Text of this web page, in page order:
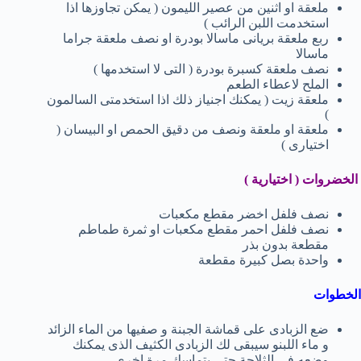
ملعقة او اثنين من عصير الليمون ( يمكن تجاوزها اذا
استخدمت اللبن الرائب )
ربع ملعقة بريانى ماسالا بودرة او نصف ملعقة جراما
ماسالا
نصف ملعقة كسبرة بودرة ( التى لا استخدمها )
الملح لاعطاء الطعم
ملعقة زيت ( يمكنك اجنياز ذلك اذا استخدمتى السالمون
)
ملعقة او ملعقة ونصف من دقيق الحمص او البيسان (
اختيارى )
الخضروات ( اختيارية )
نصف فلفل اخضر مقطع مكعبات
نصف فلفل احمر مقطع مكعبات او ثمرة طماطم
مقطعة بدون بذر
واحدة بصل كبيرة مقطعة
الخطوات
ضع الزبادى على قماشة الجبنة و صفيها من الماء الزائد
و ماء اللبنو سيبقى لك الزبادى الكثيف الذى يمكنك